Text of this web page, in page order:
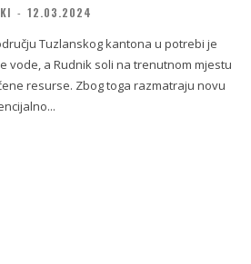
- 12.03.2024
Tuzlanskog kantona u potrebi je
vode, a Rudnik soli na trenutnom mjestu
resurse. Zbog toga razmatraju novu